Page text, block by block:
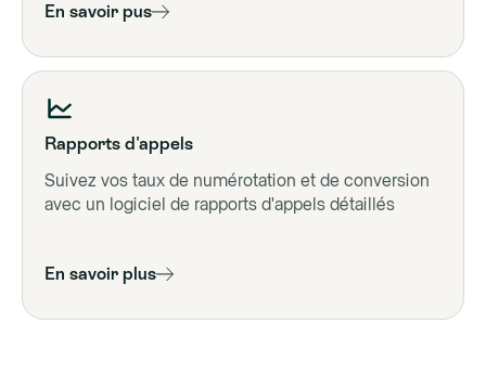
En savoir pus
Rapports d'appels
Suivez vos taux de numérotation et de conversion
avec un logiciel de rapports d'appels détaillés
En savoir plus